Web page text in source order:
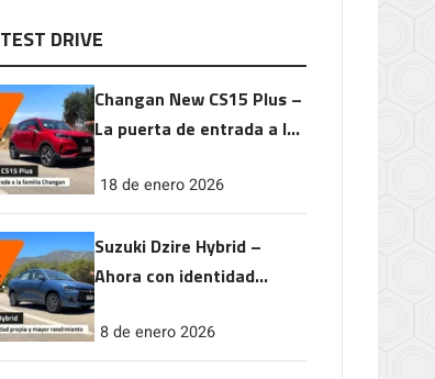
TEST DRIVE
Changan New CS15 Plus –
La puerta de entrada a la
18 de enero 2026
Suzuki Dzire Hybrid –
Ahora con identidad
rendimiento
8 de enero 2026